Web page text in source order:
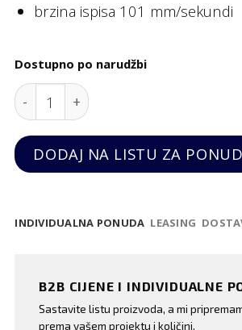
brzina ispisa 101 mm/sekundi
Dostupno po narudžbi
Printer za vakumirku, Sammic
DODAJ NA LISTU ZA
INDIVIDUALNA PONUDA LEASING
B2B CIJENE I INDIVIDUALNE
Sastavite listu proizvoda, a mi
prema vašem projektu i količini.